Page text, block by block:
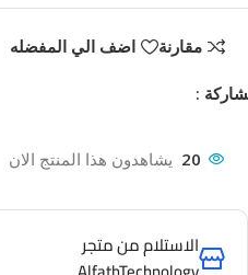
مقارنة اضف الي المفضله
:
20 يشاهدون هذا المنتج الان
الاستلام من متجر